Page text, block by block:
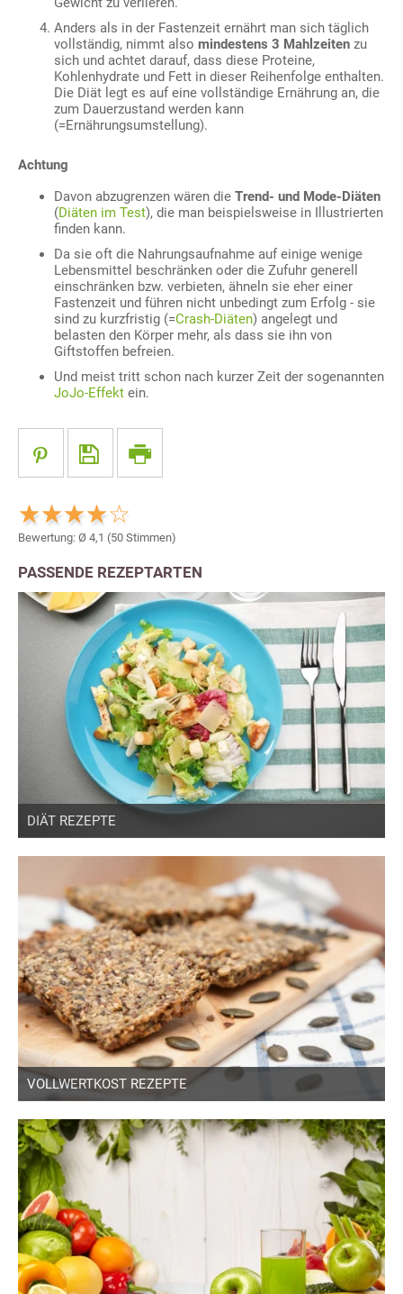
Anders als in der Fastenzeit ernährt man sich täglich
vollständig, nimmt also mindestens 3 Mahlzeiten zu
sich und achtet darauf, dass diese Proteine,
Kohlenhydrate und Fett in dieser Reihenfolge enthalten.
Die Diät legt es auf eine vollständige Ernährung an, die
zum Dauerzustand werden kann
(=Ernährungsumstellung).
Achtung
Davon abzugrenzen wären die Trend- und Mode-Diäten
(Diäten im Test), die man beispielsweise in Illustrierten
finden kann.
Da sie oft die Nahrungsaufnahme auf einige wenige
Lebensmittel beschränken oder die Zufuhr generell
einschränken bzw. verbieten, ähneln sie eher einer
Fastenzeit und führen nicht unbedingt zum Erfolg - sie
sind zu kurzfristig (=Crash-Diäten) angelegt und
belasten den Körper mehr, als dass sie ihn von
Giftstoffen befreien.
Und meist tritt schon nach kurzer Zeit der sogenannten
JoJo-Effekt ein.
Bewertung: Ø 4,1 (50 Stimmen)
PASSENDE REZEPTARTEN
DIÄT REZEPTE
VOLLWERTKOST REZEPTE